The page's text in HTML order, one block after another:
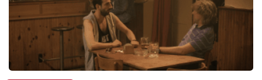
Přihlášení
Sledujte nás